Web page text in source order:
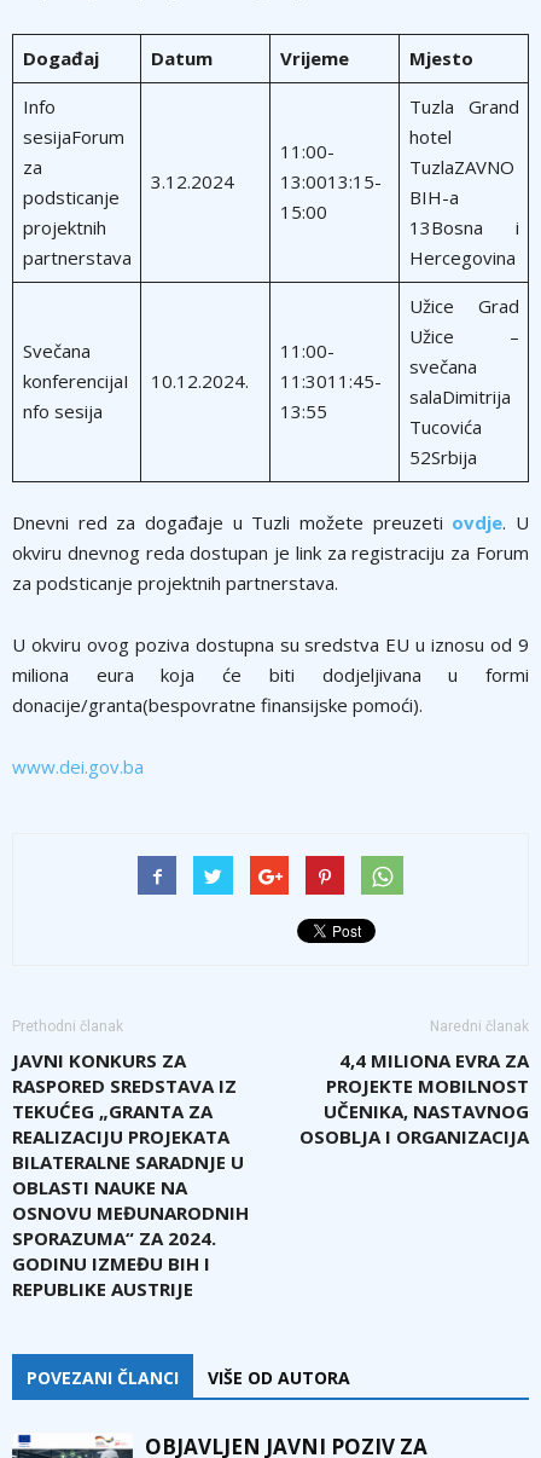
Događaj Datum Vrijeme
Mjesto
Info
sesijaForum
za
podsticanje
projektnih
partnerstava
3.12.2024
11:00-
13:0013:15-
15:00
Tuzla Grand
hotel
TuzlaZAVNO
BIH-a
13Bosna i
Hercegovina
Svečana
konferencijaI
nfo sesija
10.12.2024.
11:00-
11:3011:45-
13:55
Užice Grad
Užice –
svečana
salaDimitrija
Tucovića
52Srbija
Dnevni red za događaje u Tuzli možete preuzeti ovdje. U
okviru dnevnog reda dostupan je link za registraciju za Forum
za podsticanje projektnih partnerstava.
U okviru ovog poziva dostupna su sredstva EU u iznosu od 9
miliona eura koja će biti dodjeljivana u formi
donacije/granta(bespovratne finansijske pomoći).
www.dei.gov.ba
Prethodni članak
JAVNI KONKURS ZA
RASPORED SREDSTAVA IZ
TEKUĆEG „GRANTA ZA
REALIZACIJU PROJEKATA
BILATERALNE SARADNJE U
OBLASTI NAUKE NA
OSNOVU MEĐUNARODNIH
SPORAZUMA“ ZA 2024.
GODINU IZMEĐU BIH I
REPUBLIKE AUSTRIJE
Naredni članak
4,4 MILIONA EVRA ZA
PROJEKTE MOBILNOST
UČENIKA, NASTAVNOG
OSOBLJA I ORGANIZACIJA
POVEZANI ČLANCI VIŠE OD AUTORA
OBJAVLJEN JAVNI POZIV ZA